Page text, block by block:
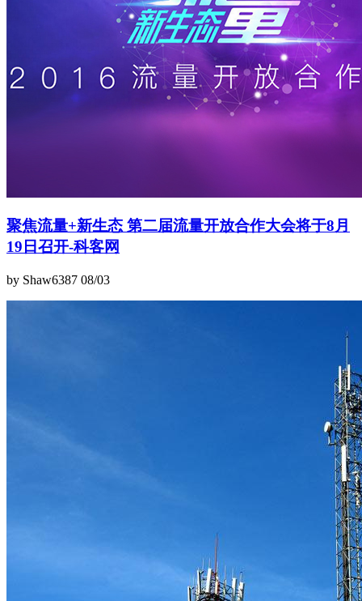
聚焦流量+新生态 第二届流量开放合作大会将于8月
19日召开-科客网
by Shaw6387 08/03